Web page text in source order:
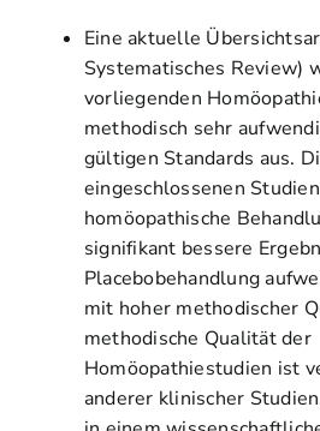
Eine aktuelle
Systematisches Review)
vorliegenden
methodisch sehr
gültigen Standards aus.
eingeschlossenen
homöopathische
signifikant bessere
Placebobehandlung
mit hoher methodischer
methodische Qualität der
Homöopathiestudien ist
anderer klinischer